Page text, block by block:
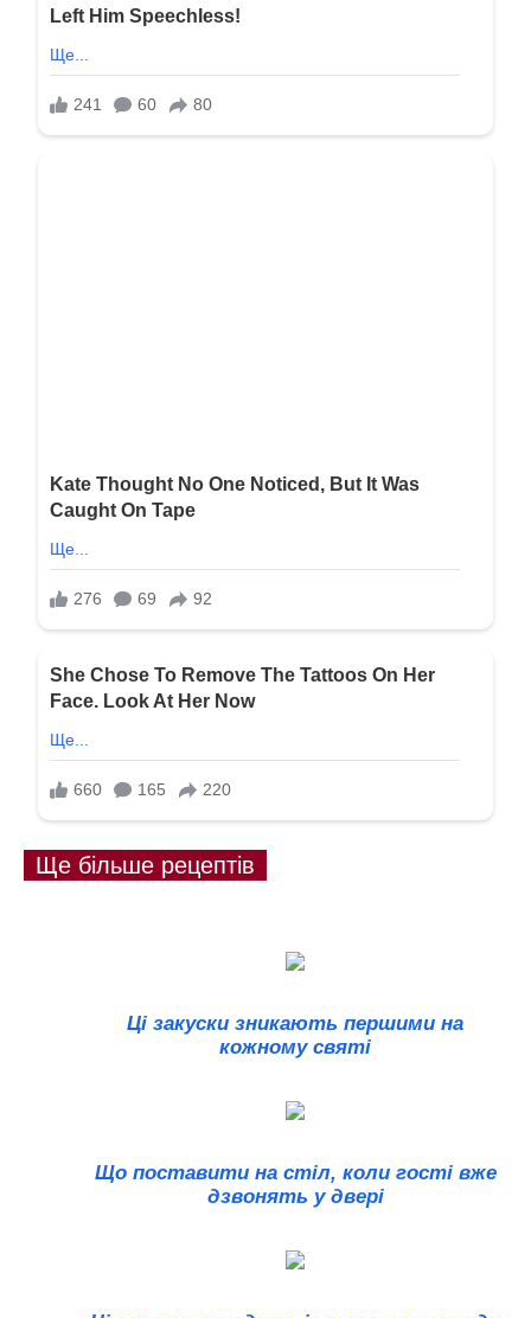
Ще більше рецептів
Ці закуски зникають першими на
кожному святі
Що поставити на стіл, коли гості вже
дзвонять у двері